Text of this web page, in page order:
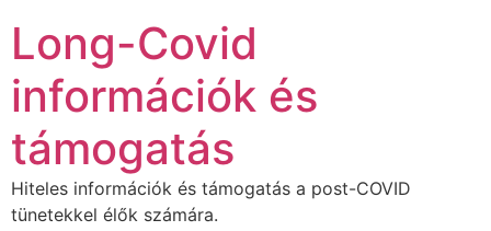
tartalomhoz
Long-Covid
információk és
támogatás
Hiteles információk és támogatás a post-COVID
tünetekkel élők számára.